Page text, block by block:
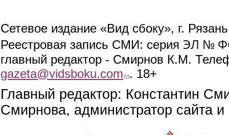
Сетевое издание «Вид сбоку», г.
Реестровая запись СМИ: серия ЭЛ №
главный редактор - Смирнов К.М.
gazeta@vidsboku.com (link sends e-mail)
. 18+
Главный редактор: Константин
Смирнова, администратор сайта